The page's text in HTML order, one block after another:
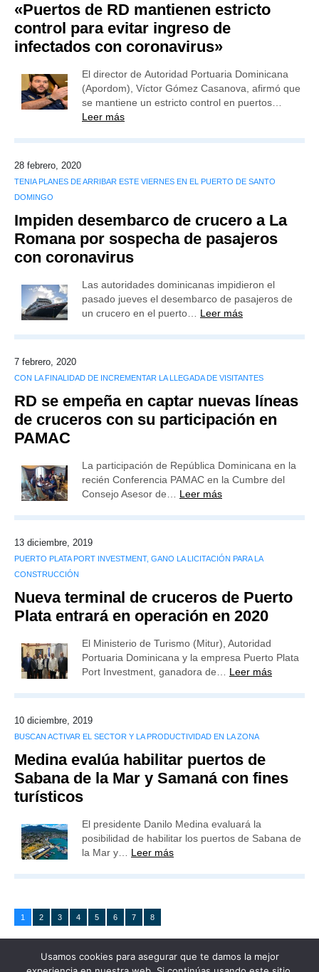
«Puertos de RD mantienen estricto
control para evitar ingreso de
infectados con coronavirus»
El director de Autoridad Portuaria Dominicana
(Apordom), Víctor Gómez Casanova, afirmó que
se mantiene un estricto control en puertos…
Leer más
28 febrero, 2020
TENIA PLANES DE ARRIBAR ESTE VIERNES EN EL PUERTO DE SANTO
DOMINGO
Impiden desembarco de crucero a La
Romana por sospecha de pasajeros
con coronavirus
Las autoridades dominicanas impidieron el
pasado jueves el desembarco de pasajeros de
un crucero en el puerto… Leer más
7 febrero, 2020
CON LA FINALIDAD DE INCREMENTAR LA LLEGADA DE VISITANTES
RD se empeña en captar nuevas líneas
de cruceros con su participación en
PAMAC
La participación de República Dominicana en la
recién Conferencia PAMAC en la Cumbre del
Consejo Asesor de… Leer más
13 diciembre, 2019
PUERTO PLATA PORT INVESTMENT, GANO LA LICITACIÓN PARA LA
CONSTRUCCIÓN
Nueva terminal de cruceros de Puerto
Plata entrará en operación en 2020
El Ministerio de Turismo (Mitur), Autoridad
Portuaria Dominicana y la empresa Puerto Plata
Port Investment, ganadora de… Leer más
10 diciembre, 2019
BUSCAN ACTIVAR EL SECTOR Y LA PRODUCTIVIDAD EN LA ZONA
Medina evalúa habilitar puertos de
Sabana de la Mar y Samaná con fines
turísticos
El presidente Danilo Medina evaluará la
posibilidad de habilitar los puertos de Sabana de
la Mar y… Leer más
1 2 3 4 5 6 7 8
Usamos cookies para asegurar que te damos la mejor